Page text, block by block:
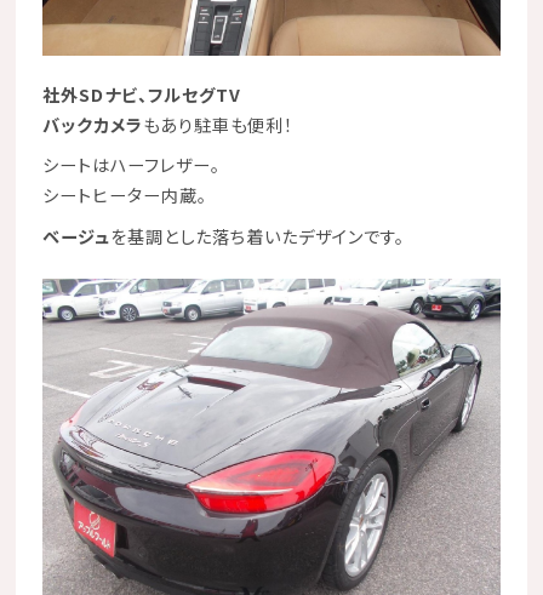
社外SDナビ、フルセグTV
バックカメラもあり駐車も便利！
シートはハーフレザー。
シートヒーター内蔵。
ベージュを基調とした落ち着いたデザインです。